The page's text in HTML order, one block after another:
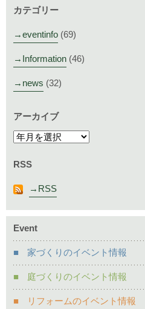
カテゴリー
eventinfo (69)
Information (46)
news (32)
アーカイブ
RSS
RSS
Event
家づくりのイベント情報
庭づくりのイベント情報
リフォームのイベント情報